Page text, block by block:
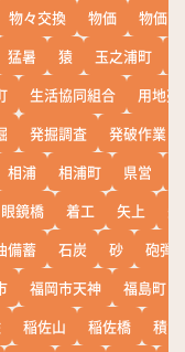
物々交換 物価
物価高
猛暑 猿 玉之浦町
生活協同組合
用地売
発掘調査
発破作業
相浦 相浦町 県営
眼鏡橋 着工 矢上
備蓄 石炭 砂
砲弾
福岡市天神
福島町
稲佐山 稲佐橋
積雪